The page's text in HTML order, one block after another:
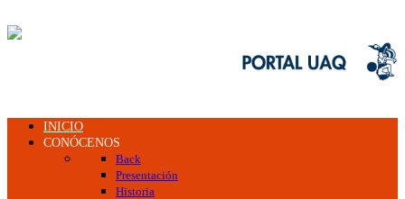
INICIO
CONÓCENOS
Back
Presentación
Historia